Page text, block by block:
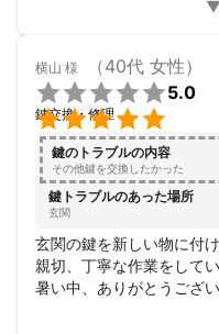
また何かあればどうぞよ
横山 様 （40代 女性）


5.0
鍵交換・修理
鍵のトラブルの内容
その他鍵を交換したかった
鍵トラブルのあった場所
玄関
玄関の鍵を新しい物に付
親切、丁寧な作業をして
暑い中、ありがとうござい